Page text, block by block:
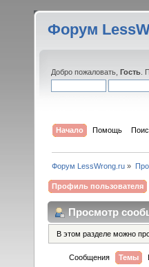
Форум
Добро пожаловать, Гость .
Начало Помощь
Форум LessWrong.ru »
Профиль пользователя
Просмотр
В этом разделе можно
Сообщения Темы